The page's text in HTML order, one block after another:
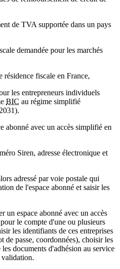
de TVA supportée dans un pays
demandée pour les marchés
résidence fiscale en France,
les entrepreneurs individuels
BIC au régime simplifié
abonné avec un accès simplifié en
Siren, adresse électronique et
adressé par voie postale qui
de l'espace abonné et saisir les
un espace abonné avec un accès
le compte d'une ou plusieurs
les identifiants de ces entreprises
de passe, coordonnées), choisir les
documents d'adhésion au service
validation.